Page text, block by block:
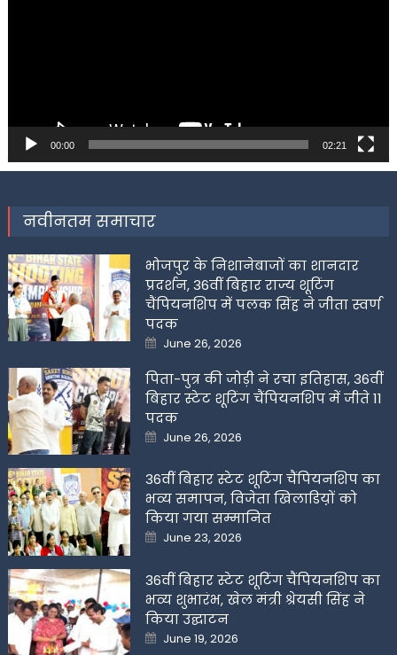
00:00 02:21
नवीनतम समाचार
भोजपुर के निशानेबाजों का शानदार
प्रदर्शन, 36वीं बिहार राज्य शूटिंग
चैंपियनशिप में पलक सिंह ने जीता स्वर्ण
पदक
Posted
on
June 26, 2026
पिता-पुत्र की जोड़ी ने रचा इतिहास, 36वीं
बिहार स्टेट शूटिंग चैंपियनशिप में जीते 11
पदक
Posted
on
June 26, 2026
36वीं बिहार स्टेट शूटिंग चैंपियनशिप का
भव्य समापन, विजेता खिलाडिय़ों को
किया गया सम्मानित
Posted
on
June 23, 2026
36वीं बिहार स्टेट शूटिंग चैंपियनशिप का
भव्य शुभारंभ, खेल मंत्री श्रेयसी सिंह ने
किया उद्घाटन
Posted
on
June 19, 2026